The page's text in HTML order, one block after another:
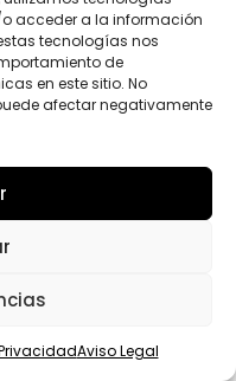
acceder a la información
tecnologías nos
de
en este sitio. No
afectar negativamente
Aviso Legal